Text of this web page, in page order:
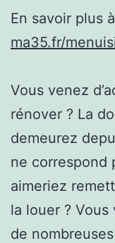
En savoir plus
ma35.fr/
Vous venez
rénover ? La
demeurez
ne correspond
aimeriez
la louer ?
de